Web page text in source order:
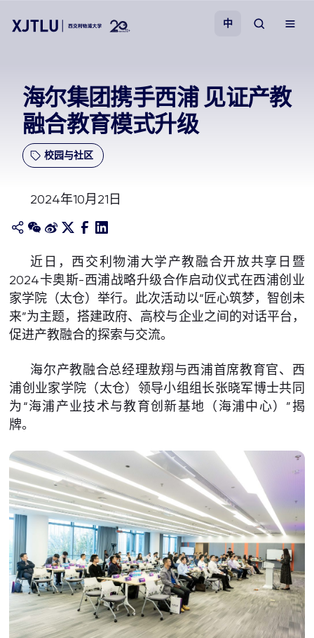
招生
科研
学院
关于我们
中
海尔集团携手西浦 见证产教
融合教育模式升级
校园与社区
2024年10月21日
近日，西交利物浦大学产教融合开放共享日暨
2024卡奥斯-西浦战略升级合作启动仪式在西浦创业
家学院（太仓）举行。此次活动以“匠心筑梦，智创未
来”为主题，搭建政府、高校与企业之间的对话平台，
促进产教融合的探索与交流。
海尔产教融合总经理敖翔与西浦首席教育官、西
浦创业家学院（太仓）领导小组组长张晓军博士共同
为“海浦产业技术与教育创新基地（海浦中心）”揭
牌。